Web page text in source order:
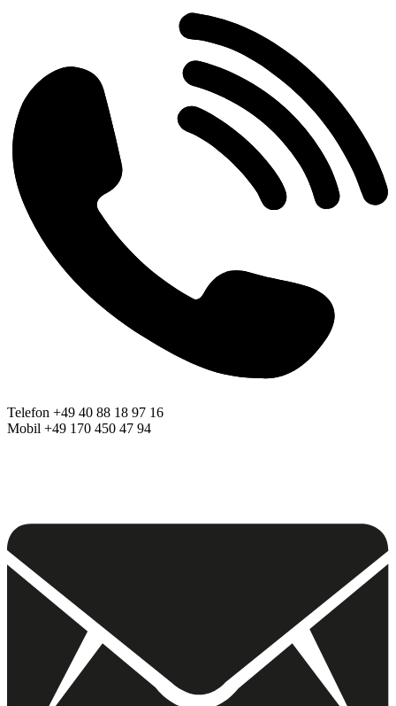
Telefon +49 40 88 18 97 16
Mobil +49 170 450 47 94